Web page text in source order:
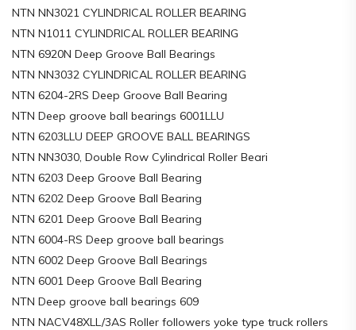
NTN NN3021 CYLINDRICAL ROLLER BEARING
NTN N1011 CYLINDRICAL ROLLER BEARING
NTN 6920N Deep Groove Ball Bearings
NTN NN3032 CYLINDRICAL ROLLER BEARING
NTN 6204-2RS Deep Groove Ball Bearing
NTN Deep groove ball bearings 6001LLU
NTN 6203LLU DEEP GROOVE BALL BEARINGS
NTN NN3030, Double Row Cylindrical Roller Beari
NTN 6203 Deep Groove Ball Bearing
NTN 6202 Deep Groove Ball Bearing
NTN 6201 Deep Groove Ball Bearing
NTN 6004-RS Deep groove ball bearings
NTN 6002 Deep Groove Ball Bearings
NTN 6001 Deep Groove Ball Bearing
NTN Deep groove ball bearings 609
NTN NACV48XLL/3AS Roller followers yoke type truck rollers